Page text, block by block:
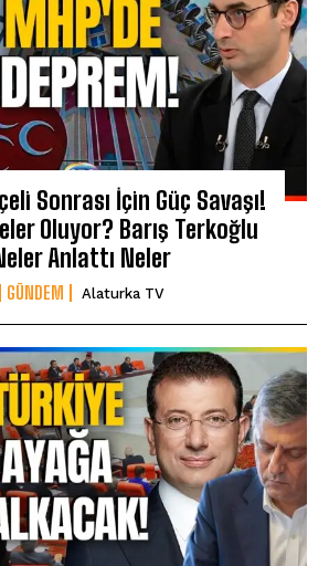
Sonrası İçin Güç Savaşı!
Oluyor? Barış Terkoğlu
Anlattı Neler
GÜNDEM Alaturka TV